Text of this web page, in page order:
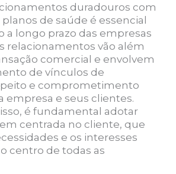
duradouros com
de saúde é essencial
a longo prazo das empresas
relacionamentos vão além
comercial e envolvem
de vínculos de
e comprometimento
empresa e seus clientes.
é fundamental adotar
centrada no cliente, que
e os interesses
centro de todas as